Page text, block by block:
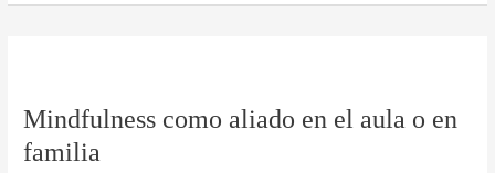
Mindfulness como aliado en el aula o en
familia
aliado
en
el